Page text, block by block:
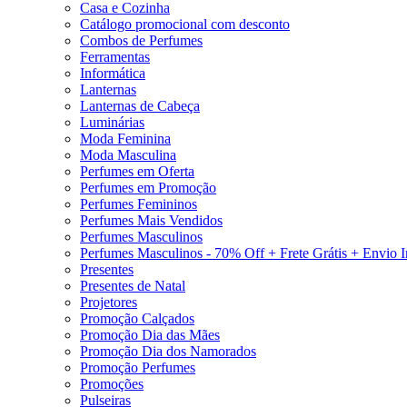
Casa e Cozinha
Catálogo promocional com desconto
Combos de Perfumes
Ferramentas
Informática
Lanternas
Lanternas de Cabeça
Luminárias
Moda Feminina
Moda Masculina
Perfumes em Oferta
Perfumes em Promoção
Perfumes Femininos
Perfumes Mais Vendidos
Perfumes Masculinos
Perfumes Masculinos - 70% Off + Frete Grátis + Envio
Presentes
Presentes de Natal
Projetores
Promoção Calçados
Promoção Dia das Mães
Promoção Dia dos Namorados
Promoção Perfumes
Promoções
Pulseiras